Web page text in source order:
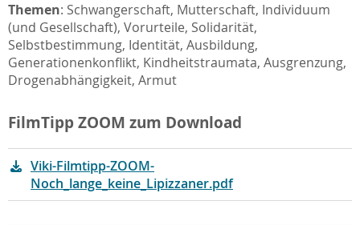
Themen: Schwangerschaft, Mutterschaft, Individuum
(und Gesellschaft), Vorurteile, Solidarität,
Selbstbestimmung, Identität, Ausbildung,
Generationenkonflikt, Kindheitstraumata, Ausgrenzung,
Drogenabhängigkeit, Armut
FilmTipp ZOOM zum Download
Viki-Filmtipp-ZOOM-
Noch_lange_keine_Lipizzaner.pdf